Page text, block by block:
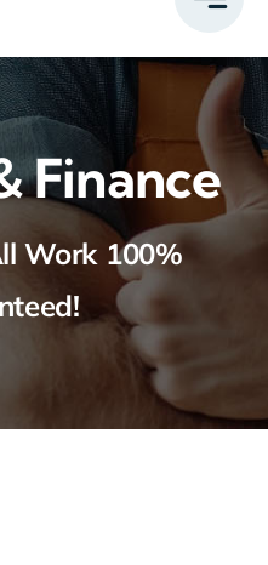
Finance
Work 100%